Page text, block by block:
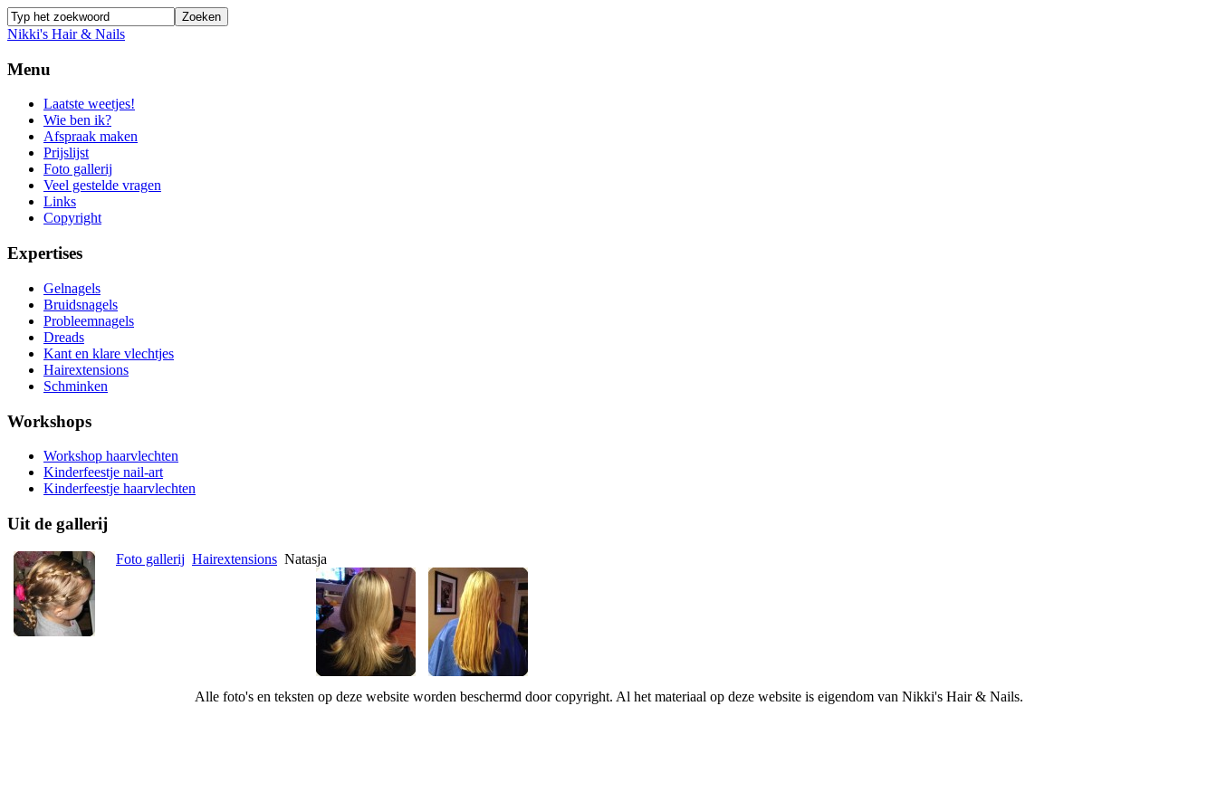
Nikki's Hair & Nails
Menu
Laatste weetjes!
Wie ben ik?
Afspraak maken
Prijslijst
Foto gallerij
Veel gestelde vragen
Links
Copyright
Expertises
Gelnagels
Bruidsnagels
Probleemnagels
Dreads
Kant en klare vlechtjes
Hairextensions
Schminken
Workshops
Workshop haarvlechten
Kinderfeestje nail-art
Kinderfeestje haarvlechten
Uit de gallerij
Foto gallerij Hairextensions Natasja
Alle foto's en teksten op deze website worden beschermd door copyright. Al het materiaal op deze website is eigendom van Nikki's Hair & Nails.